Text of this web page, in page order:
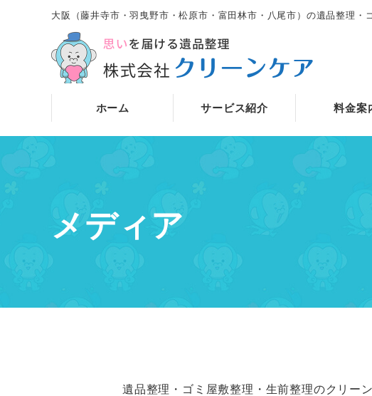
大阪（藤井寺市・羽曳野市・松原市・富田林市・八尾市）の遺品整理・
ホーム サービス紹介 料金案
メディア
遺品整理・ゴミ屋敷整理・生前整理のクリー